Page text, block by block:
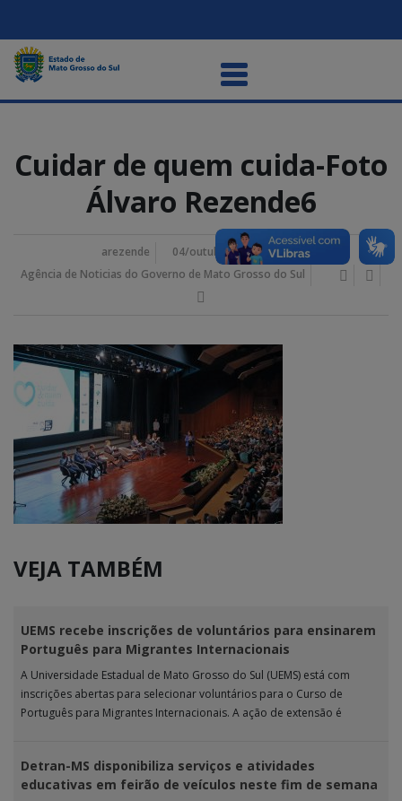
Cuidar de quem cuida-Foto
Álvaro Rezende6
arezende
04/outubro/2023 11:00 am
Agência de Noticias do Governo de Mato Grosso do Sul
VEJA TAMBÉM
UEMS recebe inscrições de voluntários para ensinarem
Português para Migrantes Internacionais
A Universidade Estadual de Mato Grosso do Sul (UEMS) está com
inscrições abertas para selecionar voluntários para o Curso de
Português para Migrantes Internacionais. A ação de extensão é
Detran-MS disponibiliza serviços e atividades
educativas em feirão de veículos neste fim de semana